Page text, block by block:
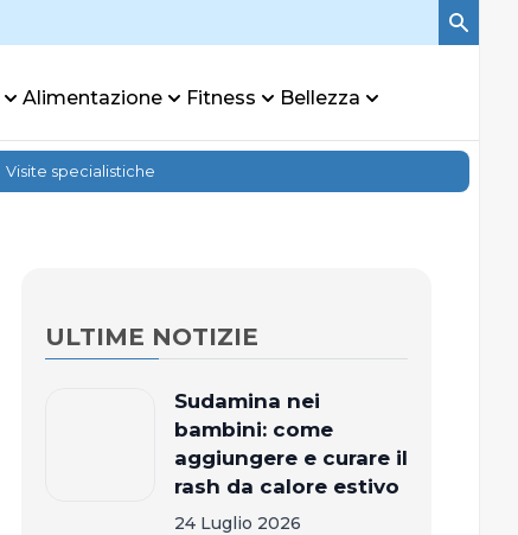
Alimentazione Fitness Bellezza
Visite specialistiche
ULTIME NOTIZIE
Sudamina nei
bambini: come
aggiungere e curare il
rash da calore estivo
24 Luglio 2026